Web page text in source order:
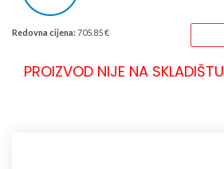
Redovna cijena: 705.85 €
PROIZVOD NIJE NA SKLADIŠTU